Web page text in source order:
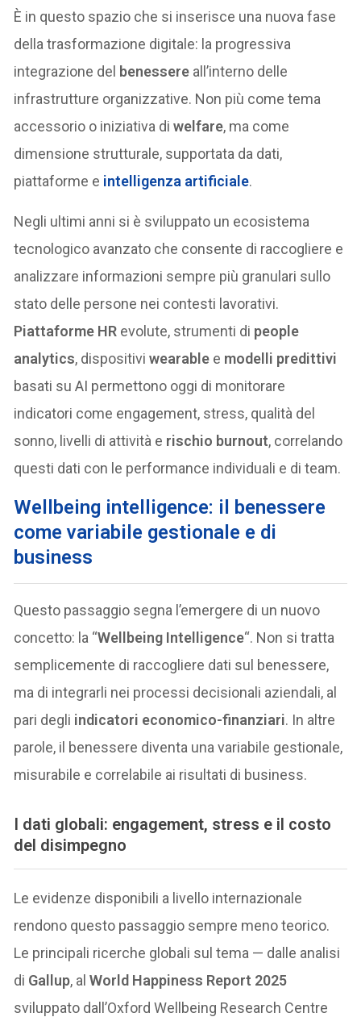
È in questo spazio che si inserisce una nuova fase
della trasformazione digitale: la progressiva
integrazione del benessere all’interno delle
infrastrutture organizzative. Non più come tema
accessorio o iniziativa diwelfare, ma come
dimensione strutturale, supportata da dati,
piattaforme e intelligenza artificiale.
Negli ultimi anni si è sviluppato un ecosistema
tecnologico avanzato che consente di raccogliere e
analizzare informazioni sempre più granulari sullo
stato delle persone nei contesti lavorativi.
Piattaforme HR evolute, strumenti di people
analytics, dispositiviwearable e modelli predittivi
basati su AI permettono oggi di monitorare
indicatori come engagement, stress, qualità del
sonno, livelli di attività e rischio burnout, correlando
questi dati con le performance individuali e di team.
Wellbeing intelligence: il benessere
come variabile gestionale e di
business
Questo passaggio segna l’emergere di un nuovo
concetto: la “Wellbeing Intelligence“. Non si tratta
semplicemente di raccogliere dati sul benessere,
ma di integrarli nei processi decisionali aziendali, al
pari degli indicatori economico-finanziari. In altre
parole, il benessere diventa una variabile gestionale,
misurabile e correlabile ai risultati di business.
I dati globali: engagement, stress e il costo
del disimpegno
Le evidenze disponibili a livello internazionale
rendono questo passaggio sempre meno teorico.
Le principali ricerche globali sul tema — dalle analisi
di Gallup, alWorld Happiness Report 2025
sviluppato dall’Oxford Wellbeing Research Centre